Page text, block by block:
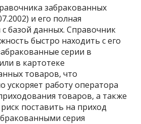
забракованных
и его полная
с базой данных. Справочник
быстро находить с его
серии в
в картотеке
товаров, что
ускоряет работу оператора
товаров, а также
поставить на приход
серия